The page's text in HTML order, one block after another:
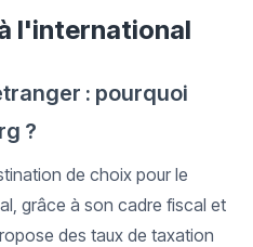
l'international
: pourquoi
?
de choix pour le
grâce à son cadre fiscal et
des taux de taxation